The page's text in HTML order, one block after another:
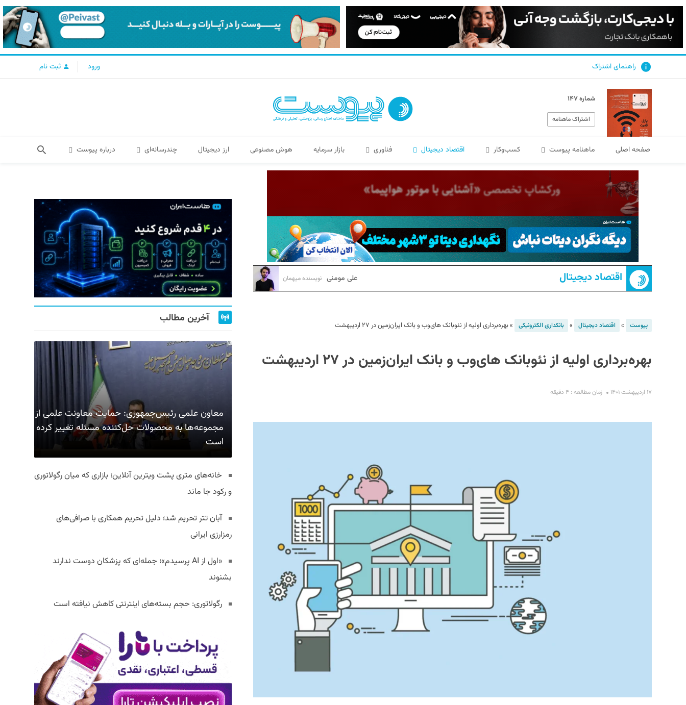
راهنمای اشتراک ورود ثبت نام
شماره ۱۴۷
اشتراک ماهنامه
صفحه اصلی ماهنامه پیوست کسب‌و‌کار اقتصاد دیجیتال فناوری بازار سرمایه هوش مصنوعی ارز دیجیتال چندرسانه‌ای درباره پیوست
اقتصاد دیجیتال علی مومنی نویسنده میهمان
پیوست » اقتصاد دیجیتال » بانکداری الکترونیکی »بهره‌برداری اولیه از نئوبانک های‌وب و بانک ایران‌زمین در ۲۷ اردیبهشت
بهره‌برداری اولیه از نئوبانک های‌وب و بانک ایران‌زمین در ۲۷ اردیبهشت
۱۷ اردیبهشت ۱۴۰۱ زمان مطالعه : ۴ دقیقه
آخرین مطالب
معاون علمی رئیس‌جمهوری: حمایت معاونت علمی از
مجموعه‌ها به محصولات حل‌کننده مسئله تغییر کرده
است
خانه‌های متری پشت ویترین آنلاین؛ بازاری که میان رگولاتوری
و رکود جا ماند
آبان تتر تحریم شد؛ دلیل تحریم همکاری با صرافی‌های
رمزارزی ایرانی
«اول از AI پرسیدم»؛ جمله‌ای که پزشکان دوست ندارند
بشنوند
رگولاتوری: حجم بسته‌های اینترنتی کاهش نیافته است